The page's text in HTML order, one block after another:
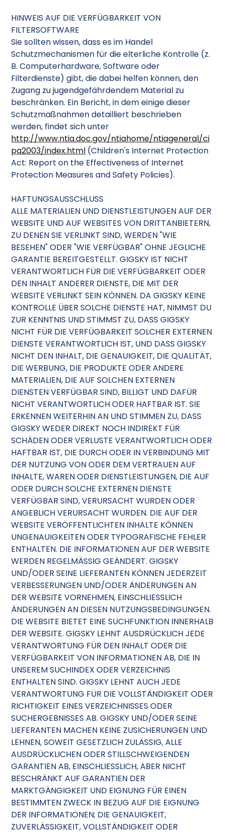
HINWEIS AUF DIE VERFÜGBARKEIT VON
FILTERSOFTWARE
Sie sollten wissen, dass es im Handel
Schutzmechanismen für die elterliche Kontrolle (z.
B. Computerhardware, Software oder
Filterdienste) gibt, die dabei helfen können, den
Zugang zu jugendgefährdendem Material zu
beschränken. Ein Bericht, in dem einige dieser
Schutzmaßnahmen detailliert beschrieben
werden, findet sich unter
http://www.ntia.doc.gov/ntiahome/ntiageneral/ci
pa2003/index.html (Children's Internet Protection
Act: Report on the Effectiveness of Internet
Protection Measures and Safety Policies).
HAFTUNGSAUSSCHLUSS
ALLE MATERIALIEN UND DIENSTLEISTUNGEN AUF DER
WEBSITE UND AUF WEBSITES VON DRITTANBIETERN,
ZU DENEN SIE VERLINKT SIND, WERDEN "WIE
BESEHEN" ODER "WIE VERFÜGBAR" OHNE JEGLICHE
GARANTIE BEREITGESTELLT. GIGSKY IST NICHT
VERANTWORTLICH FÜR DIE VERFÜGBARKEIT ODER
DEN INHALT ANDERER DIENSTE, DIE MIT DER
WEBSITE VERLINKT SEIN KÖNNEN. DA GIGSKY KEINE
KONTROLLE ÜBER SOLCHE DIENSTE HAT, NIMMST DU
ZUR KENNTNIS UND STIMMST ZU, DASS GIGSKY
NICHT FÜR DIE VERFÜGBARKEIT SOLCHER EXTERNEN
DIENSTE VERANTWORTLICH IST, UND DASS GIGSKY
NICHT DEN INHALT, DIE GENAUIGKEIT, DIE QUALITÄT,
DIE WERBUNG, DIE PRODUKTE ODER ANDERE
MATERIALIEN, DIE AUF SOLCHEN EXTERNEN
DIENSTEN VERFÜGBAR SIND, BILLIGT UND DAFÜR
NICHT VERANTWORTLICH ODER HAFTBAR IST. SIE
ERKENNEN WEITERHIN AN UND STIMMEN ZU, DASS
GIGSKY WEDER DIREKT NOCH INDIREKT FÜR
SCHÄDEN ODER VERLUSTE VERANTWORTLICH ODER
HAFTBAR IST, DIE DURCH ODER IN VERBINDUNG MIT
DER NUTZUNG VON ODER DEM VERTRAUEN AUF
INHALTE, WAREN ODER DIENSTLEISTUNGEN, DIE AUF
ODER DURCH SOLCHE EXTERNEN DIENSTE
VERFÜGBAR SIND, VERURSACHT WURDEN ODER
ANGEBLICH VERURSACHT WURDEN. DIE AUF DER
WEBSITE VERÖFFENTLICHTEN INHALTE KÖNNEN
UNGENAUIGKEITEN ODER TYPOGRAFISCHE FEHLER
ENTHALTEN. DIE INFORMATIONEN AUF DER WEBSITE
WERDEN REGELMÄSSIG GEÄNDERT. GIGSKY
UND/ODER SEINE LIEFERANTEN KÖNNEN JEDERZEIT
VERBESSERUNGEN UND/ODER ÄNDERUNGEN AN
DER WEBSITE VORNEHMEN, EINSCHLIESSLICH
ÄNDERUNGEN AN DIESEN NUTZUNGSBEDINGUNGEN.
DIE WEBSITE BIETET EINE SUCHFUNKTION INNERHALB
DER WEBSITE. GIGSKY LEHNT AUSDRÜCKLICH JEDE
VERANTWORTUNG FÜR DEN INHALT ODER DIE
VERFÜGBARKEIT VON INFORMATIONEN AB, DIE IN
UNSEREM SUCHINDEX ODER VERZEICHNIS
ENTHALTEN SIND. GIGSKY LEHNT AUCH JEDE
VERANTWORTUNG FÜR DIE VOLLSTÄNDIGKEIT ODER
RICHTIGKEIT EINES VERZEICHNISSES ODER
SUCHERGEBNISSES AB. GIGSKY UND/ODER SEINE
LIEFERANTEN MACHEN KEINE ZUSICHERUNGEN UND
LEHNEN, SOWEIT GESETZLICH ZULÄSSIG, ALLE
AUSDRÜCKLICHEN ODER STILLSCHWEIGENDEN
GARANTIEN AB, EINSCHLIESSLICH, ABER NICHT
BESCHRÄNKT AUF GARANTIEN DER
MARKTGÄNGIGKEIT UND EIGNUNG FÜR EINEN
BESTIMMTEN ZWECK IN BEZUG AUF DIE EIGNUNG
DER INFORMATIONEN; DIE GENAUIGKEIT,
ZUVERLÄSSIGKEIT, VOLLSTÄNDIGKEIT ODER